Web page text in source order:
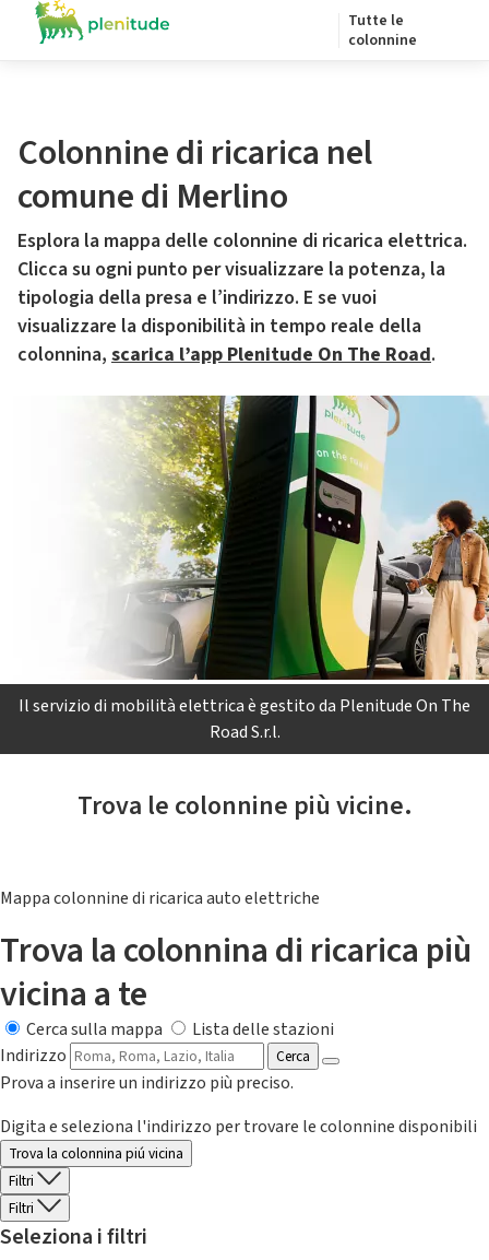
Tutte le
colonnine
Colonnine di ricarica nel
comune di Merlino
Esplora la mappa delle colonnine di ricarica elettrica.
Clicca su ogni punto per visualizzare la potenza, la
tipologia della presa e l’indirizzo. E se vuoi
visualizzare la disponibilità in tempo reale della
colonnina, scarica l’app Plenitude On The Road.
Il servizio di mobilità elettrica è gestito da Plenitude On The
Road S.r.l.
Trova le colonnine più vicine.
Mappa colonnine di ricarica auto elettriche
Trova la colonnina di ricarica più
vicina a te
Cerca sulla mappa
Lista delle stazioni
Indirizzo
Cerca
Prova a inserire un indirizzo più preciso.
Digita e seleziona l'indirizzo per trovare le colonnine disponibili
Trova la colonnina piú vicina
Filtri
Filtri
Seleziona i filtri